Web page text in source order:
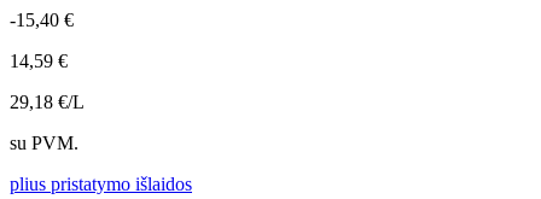
-15,40 €
14,59 €
29,18 €/L
su PVM.
plius pristatymo išlaidos